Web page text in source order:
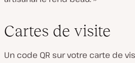
Cartes de visite
Un code QR sur votre carte de